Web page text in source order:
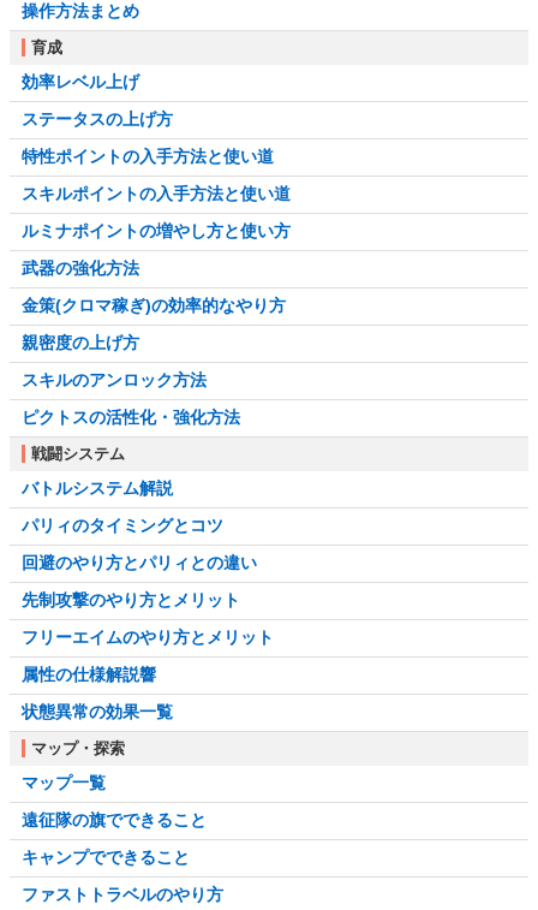
操作方法まとめ
育成
効率レベル上げ
ステータスの上げ方
特性ポイントの入手方法と使い道
スキルポイントの入手方法と使い道
ルミナポイントの増やし方と使い方
武器の強化方法
金策(クロマ稼ぎ)の効率的なやり方
親密度の上げ方
スキルのアンロック方法
ピクトスの活性化・強化方法
戦闘システム
バトルシステム解説
パリィのタイミングとコツ
回避のやり方とパリィとの違い
先制攻撃のやり方とメリット
フリーエイムのやり方とメリット
属性の仕様解説響
状態異常の効果一覧
マップ・探索
マップ一覧
遠征隊の旗でできること
キャンプでできること
ファストトラベルのやり方